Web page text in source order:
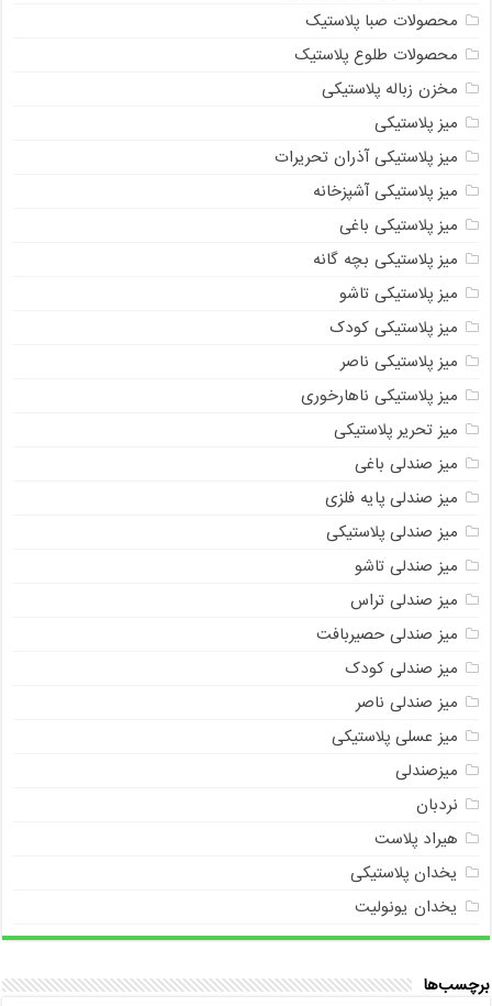
محصولات صبا پلاستیک
محصولات طلوع پلاستیک
مخزن زباله پلاستیکی
میز پلاستیکی
میز پلاستیکی آذران تحریرات
میز پلاستیکی آشپزخانه
میز پلاستیکی باغی
میز پلاستیکی بچه گانه
میز پلاستیکی تاشو
میز پلاستیکی کودک
میز پلاستیکی ناصر
میز پلاستیکی ناهارخوری
میز تحریر پلاستیکی
میز صندلی باغی
میز صندلی پایه فلزی
میز صندلی پلاستیکی
میز صندلی تاشو
میز صندلی تراس
میز صندلی حصیربافت
میز صندلی کودک
میز صندلی ناصر
میز عسلی پلاستیکی
میزصندلی
نردبان
هیراد پلاست
یخدان پلاستیکی
یخدان یونولیت
برچسب‌ها